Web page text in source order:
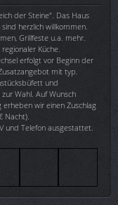
der Steine". Das Haus
herzlich willkommen.
Grillfeste u.a. mehr.
Küche.
erfolgt vor Beginn der
mit typ.
und
Wahl. Auf Wunsch
wir einen Zuschlag
Nacht).
und Telefon ausgestattet.